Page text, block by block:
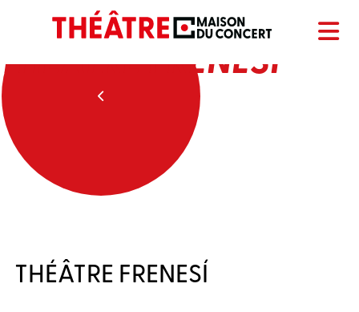
FRENESÍ
THÉÂTRE FRENESÍ